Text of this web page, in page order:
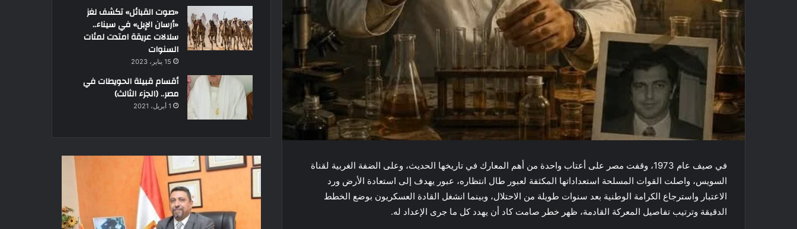
في صيف عام 1973، وقفت مصر على أعتاب واحدة من أهم المعارك في تاريخها الحديث، وعلى الضفة الغربية لقناة
السويس، واصلت القوات المسلحة استعداداتها المكثفة لعبور طال انتظاره، عبور يهدف إلى استعادة الأرض ورد
الاعتبار واسترجاع الكرامة الوطنية بعد سنوات طويلة من الاحتلال، وبينما انشغل القادة العسكريون بوضع الخطط
الدقيقة وترتيب تفاصيل المعركة القادمة، ظهر خطر صامت كاد أن يهدد كل ما جرى الإعداد له.
«صوت القبائل» تكشف لغز
«أرسان الإبل» في سيناء..
سلالات عريقة امتدت لمئات
السنوات
15 يناير، 2023
أقسام قبيلة الحويطات في
مصر.. (الجزء الثالث)
1 أبريل، 2021